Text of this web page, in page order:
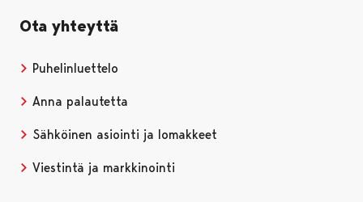
Ota yhteyttä
Puhelinluettelo
Anna palautetta
Sähköinen asiointi ja lomakkeet
Viestintä ja markkinointi